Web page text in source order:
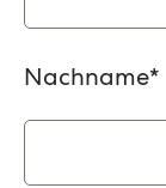
Nachname*